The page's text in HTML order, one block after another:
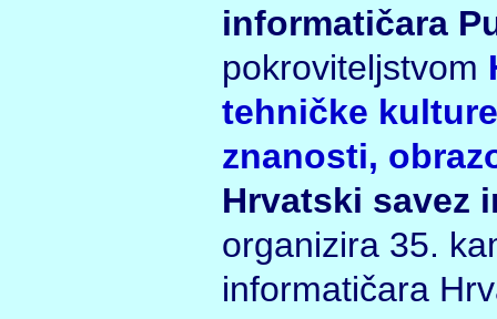
informatičara
pokroviteljstvom
tehničke kulture
znanosti,
Hrvatski savez
organizira 35.
informatičara